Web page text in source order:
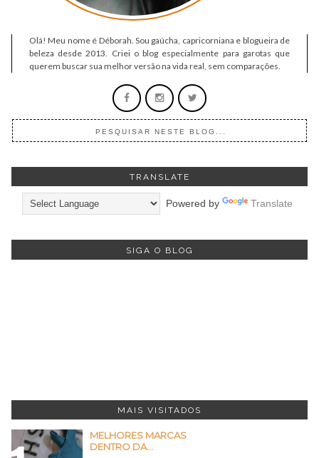
Olá! Meu nome é Déborah. Sou gaúcha, capricorniana e blogueira de
beleza desde 2013. Criei o blog especialmente para garotas que
querem buscar sua melhor versão na vida real, sem comparações.
TRANSLATE
Powered by Translate
SIGA O BLOG
MAIS VISITADOS
MELHORES MARCAS
DENTRO DA...